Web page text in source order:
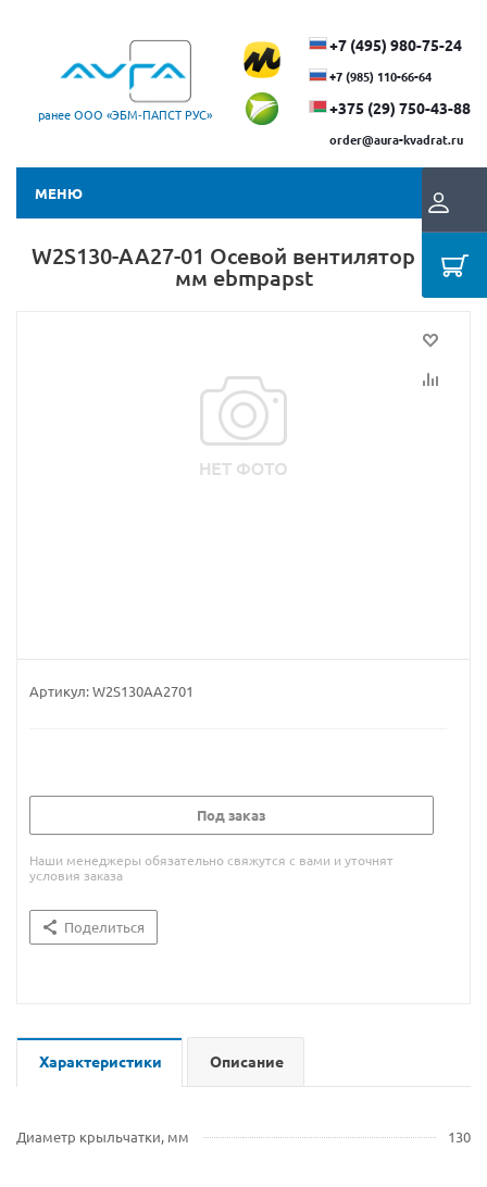
ранее ООО «ЭБМ‑ПАПСТ РУС»
+7 (495) 980-75-24
+7 (985) 110-66-64
+375 (29) ​750-43-88
order@aura-kvadrat.ru
МЕНЮ
W2S130-AA27-01 Осевой вентилятор 130
мм ebmpapst
Артикул:W2S130AA2701
Под заказ
Наши менеджеры обязательно свяжутся с вами и уточнят
условия заказа
Поделиться
Характеристики Описание
Диаметр крыльчатки, мм 130